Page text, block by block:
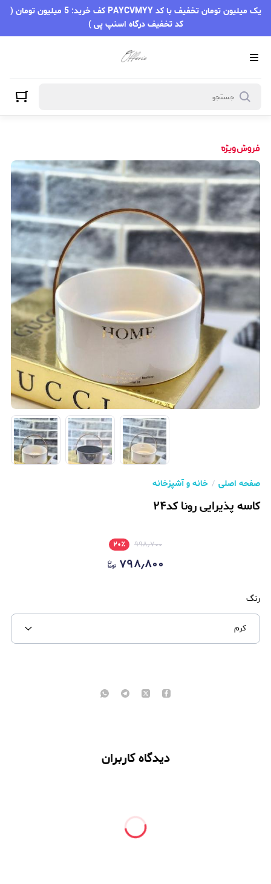
یک میلیون تومان تخفیف با کد PAYCVMYY کف خرید: 5 میلیون تومان (
کد تخفیف درگاه اسنپ پی )
صفحه اصلی خانه و آشپزخانه
کاسه پذیرایی رونا کد۲۴
۹۹۸٫۷۰۰ ۲۰٪
۷۹۸٫۸۰۰
رنگ
کرم
دیدگاه کاربران